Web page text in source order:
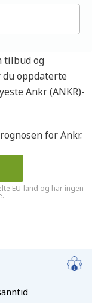
tilbud og
du oppdaterte
Ankr (ANKR)-
for Ankr.
EU-land og har ingen